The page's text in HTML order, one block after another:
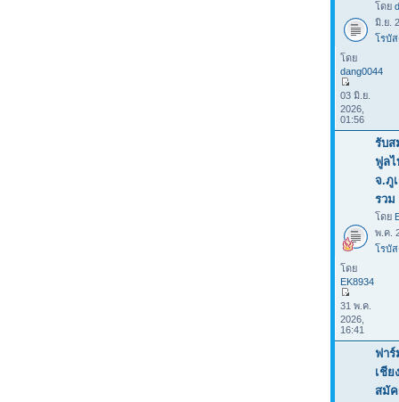
โดย
มิ.ย.
โรบั
โดย
dang0044
03 มิ.ย.
2026,
01:56
รับส
ฟูล
จ.ภู
รวม
โดย
พ.ค.
โรบั
โดย
EK8934
31 พ.ค.
2026,
16:41
ฟา
เชีย
สมัค